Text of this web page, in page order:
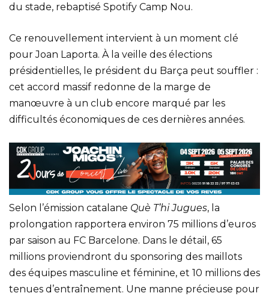
du stade, rebaptisé Spotify Camp Nou.
Ce renouvellement intervient à un moment clé
pour Joan Laporta. À la veille des élections
présidentielles, le président du Barça peut souffler :
cet accord massif redonne de la marge de
manœuvre à un club encore marqué par les
difficultés économiques de ces dernières années.
Selon l’émission catalane Què T’hi Jugues, la
prolongation rapportera environ 75 millions d’euros
par saison au FC Barcelone. Dans le détail, 65
millions proviendront du sponsoring des maillots
des équipes masculine et féminine, et 10 millions des
tenues d’entraînement. Une manne précieuse pour